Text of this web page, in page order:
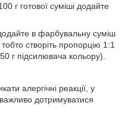
г готової суміші додайте
в фарбувальну суміш
створіть пропорцію 1:1
г підсилювача кольору).
алергічні реакції, у
дотримуватися